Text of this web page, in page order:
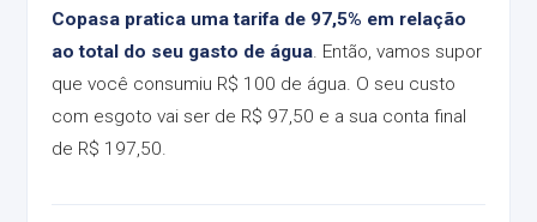
Copasa pratica uma tarifa de 97,5% em relação
ao total do seu gasto de água. Então, vamos supor
que você consumiu R$ 100 de água. O seu custo
com esgoto vai ser de R$ 97,50 e a sua conta final
de R$ 197,50.